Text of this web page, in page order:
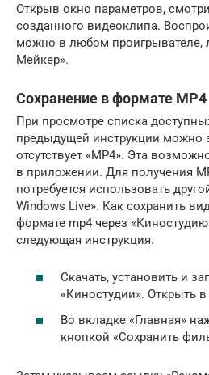
Открыв окно параметров,
созданного видеоклипа.
можно в любом проигрывателе,
Мейкер».
Сохранение в формате MP4
При просмотре списка
предыдущей инструкции можно
отсутствует «MP4». Эта
в приложении. Для получения
потребуется использовать
Windows Live». Как сохранить
формате mp4 через
следующая инструкция.
Скачать, установить и
«Киностудии». Открыть
Во вкладке «Главная»
кнопкой «Сохранить